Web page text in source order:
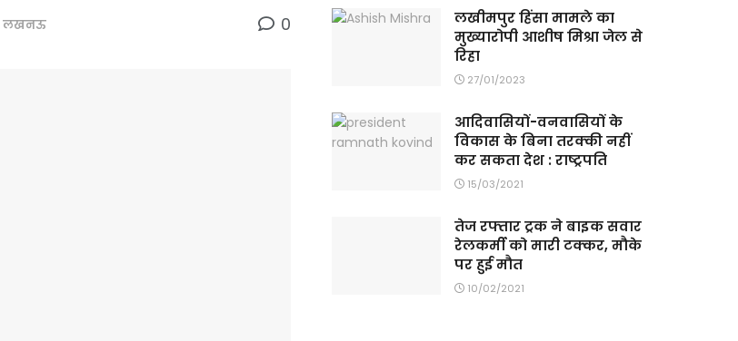
लखनऊ 0
लखीमपुर हिंसा मामले का
मुख्यारोपी आशीष मिश्रा जेल से
रिहा
27/01/2023
आदिवासियों-वनवासियों के
विकास के बिना तरक्की नहीं
कर सकता देश : राष्ट्रपति
15/03/2021
तेज रफ्तार ट्रक ने बाइक सवार
रेलकर्मी को मारी टक्कर, मौके
पर हुई मौत
10/02/2021